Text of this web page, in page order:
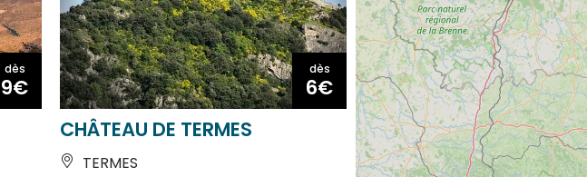
dès
9€
dès
6€
CHÂTEAU DE TERMES
TERMES
RÉSERVER